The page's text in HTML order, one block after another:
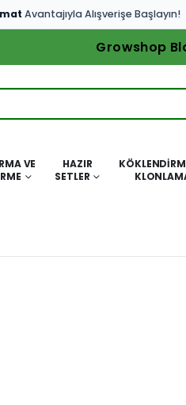
Avantajıyla Alışverişe Başlayın!
Growshop
VE
HAZIR
SETLER